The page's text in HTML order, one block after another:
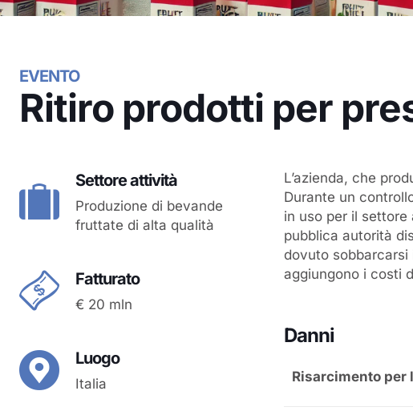
EVENTO
Ritiro prodotti per
Settore attività
Produzione di bevande
fruttate di alta qualità
Fatturato
€ 20 mln
Luogo
Italia
L’azienda, che
Durante un
in uso per il
pubblica autorità
dovuto
aggiungono i costi
Danni
Risarcimento per